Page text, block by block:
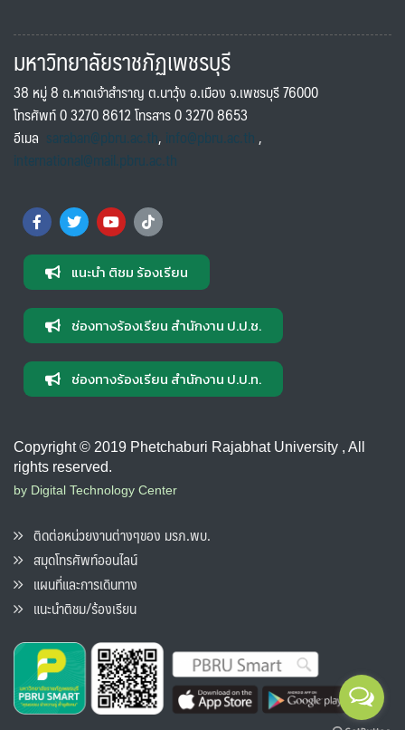
มหาวิทยาลัยราชภัฏเพชรบุรี
38 หมู่ 8 ถ.หาดเจ้าสำราญ ต.นาวุ้ง อ.เมือง จ.เพชรบุรี 76000
โทรศัพท์ 0 3270 8612 โทรสาร 0 3270 8653
อีเมล saraban@pbru.ac.th, info@pbru.ac.th,
international@mail.pbru.ac.th
แนะนำ ติชม ร้องเรียน
ช่องทางร้องเรียน สำนักงาน ป.ป.ช.
ช่องทางร้องเรียน สำนักงาน ป.ป.ท.
Copyright © 2019 Phetchaburi Rajabhat University , All
rights reserved.
by Digital Technology Center
ติดต่อหน่วยงานต่างๆของ มรภ.พบ.
สมุดโทรศัพท์ออนไลน์
แผนที่และการเดินทาง
แนะนำติชม/ร้องเรียน